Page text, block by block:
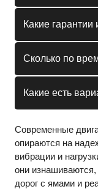
Какие гарантии
Сколько по
Какие есть
Современные
опираются на
вибрации и
они изнашиваются,
дорог с ямами и